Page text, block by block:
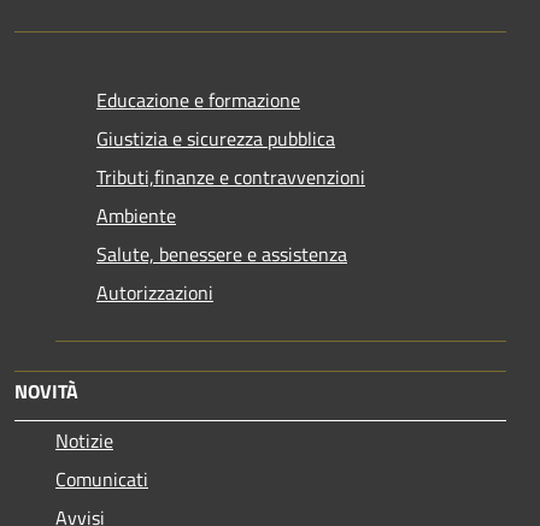
Educazione e formazione
Giustizia e sicurezza pubblica
Tributi,finanze e contravvenzioni
Ambiente
Salute, benessere e assistenza
Autorizzazioni
NOVITÀ
Notizie
Comunicati
Avvisi